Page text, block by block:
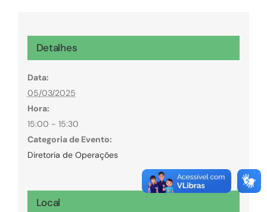
Detalhes
Data:
05/03/2025
Hora:
15:00 - 15:30
Categoria de Evento:
Diretoria de Operações
Local